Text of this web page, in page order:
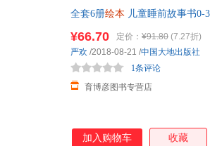
全套6册绘本 儿童睡前故事书0-
¥66.70 定价： ¥91.80 (7.27折)
育博彦图书专营店
1条评论
严欢 /2018-08-21 /中国大地出版社
加入购物车 收藏